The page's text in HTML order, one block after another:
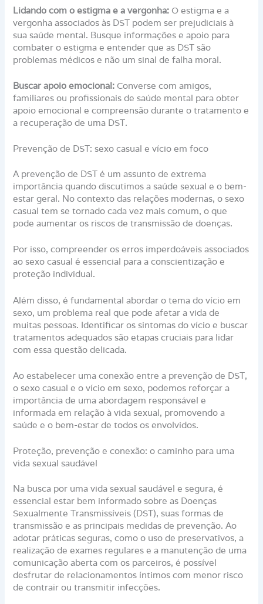
Lidando com o estigma e a vergonha: O estigma e a
vergonha associados às DST podem ser prejudiciais à
sua saúde mental. Busque informações e apoio para
combater o estigma e entender que as DST são
problemas médicos e não um sinal de falha moral.
Buscar apoio emocional: Converse com amigos,
familiares ou profissionais de saúde mental para obter
apoio emocional e compreensão durante o tratamento e
a recuperação de uma DST.
Prevenção de DST: sexo casual e vício em foco
A prevenção de DST é um assunto de extrema
importância quando discutimos a saúde sexual e o bem-
estar geral. No contexto das relações modernas, o sexo
casual tem se tornado cada vez mais comum, o que
pode aumentar os riscos de transmissão de doenças.
Por isso, compreender os erros imperdoáveis associados
ao sexo casual é essencial para a conscientização e
proteção individual.
Além disso, é fundamental abordar o tema do vício em
sexo, um problema real que pode afetar a vida de
muitas pessoas. Identificar os sintomas do vício e buscar
tratamentos adequados são etapas cruciais para lidar
com essa questão delicada.
Ao estabelecer uma conexão entre a prevenção de DST,
o sexo casual e o vício em sexo, podemos reforçar a
importância de uma abordagem responsável e
informada em relação à vida sexual, promovendo a
saúde e o bem-estar de todos os envolvidos.
Proteção, prevenção e conexão: o caminho para uma
vida sexual saudável
Na busca por uma vida sexual saudável e segura, é
essencial estar bem informado sobre as Doenças
Sexualmente Transmissíveis (DST), suas formas de
transmissão e as principais medidas de prevenção. Ao
adotar práticas seguras, como o uso de preservativos, a
realização de exames regulares e a manutenção de uma
comunicação aberta com os parceiros, é possível
desfrutar de relacionamentos íntimos com menor risco
de contrair ou transmitir infecções.